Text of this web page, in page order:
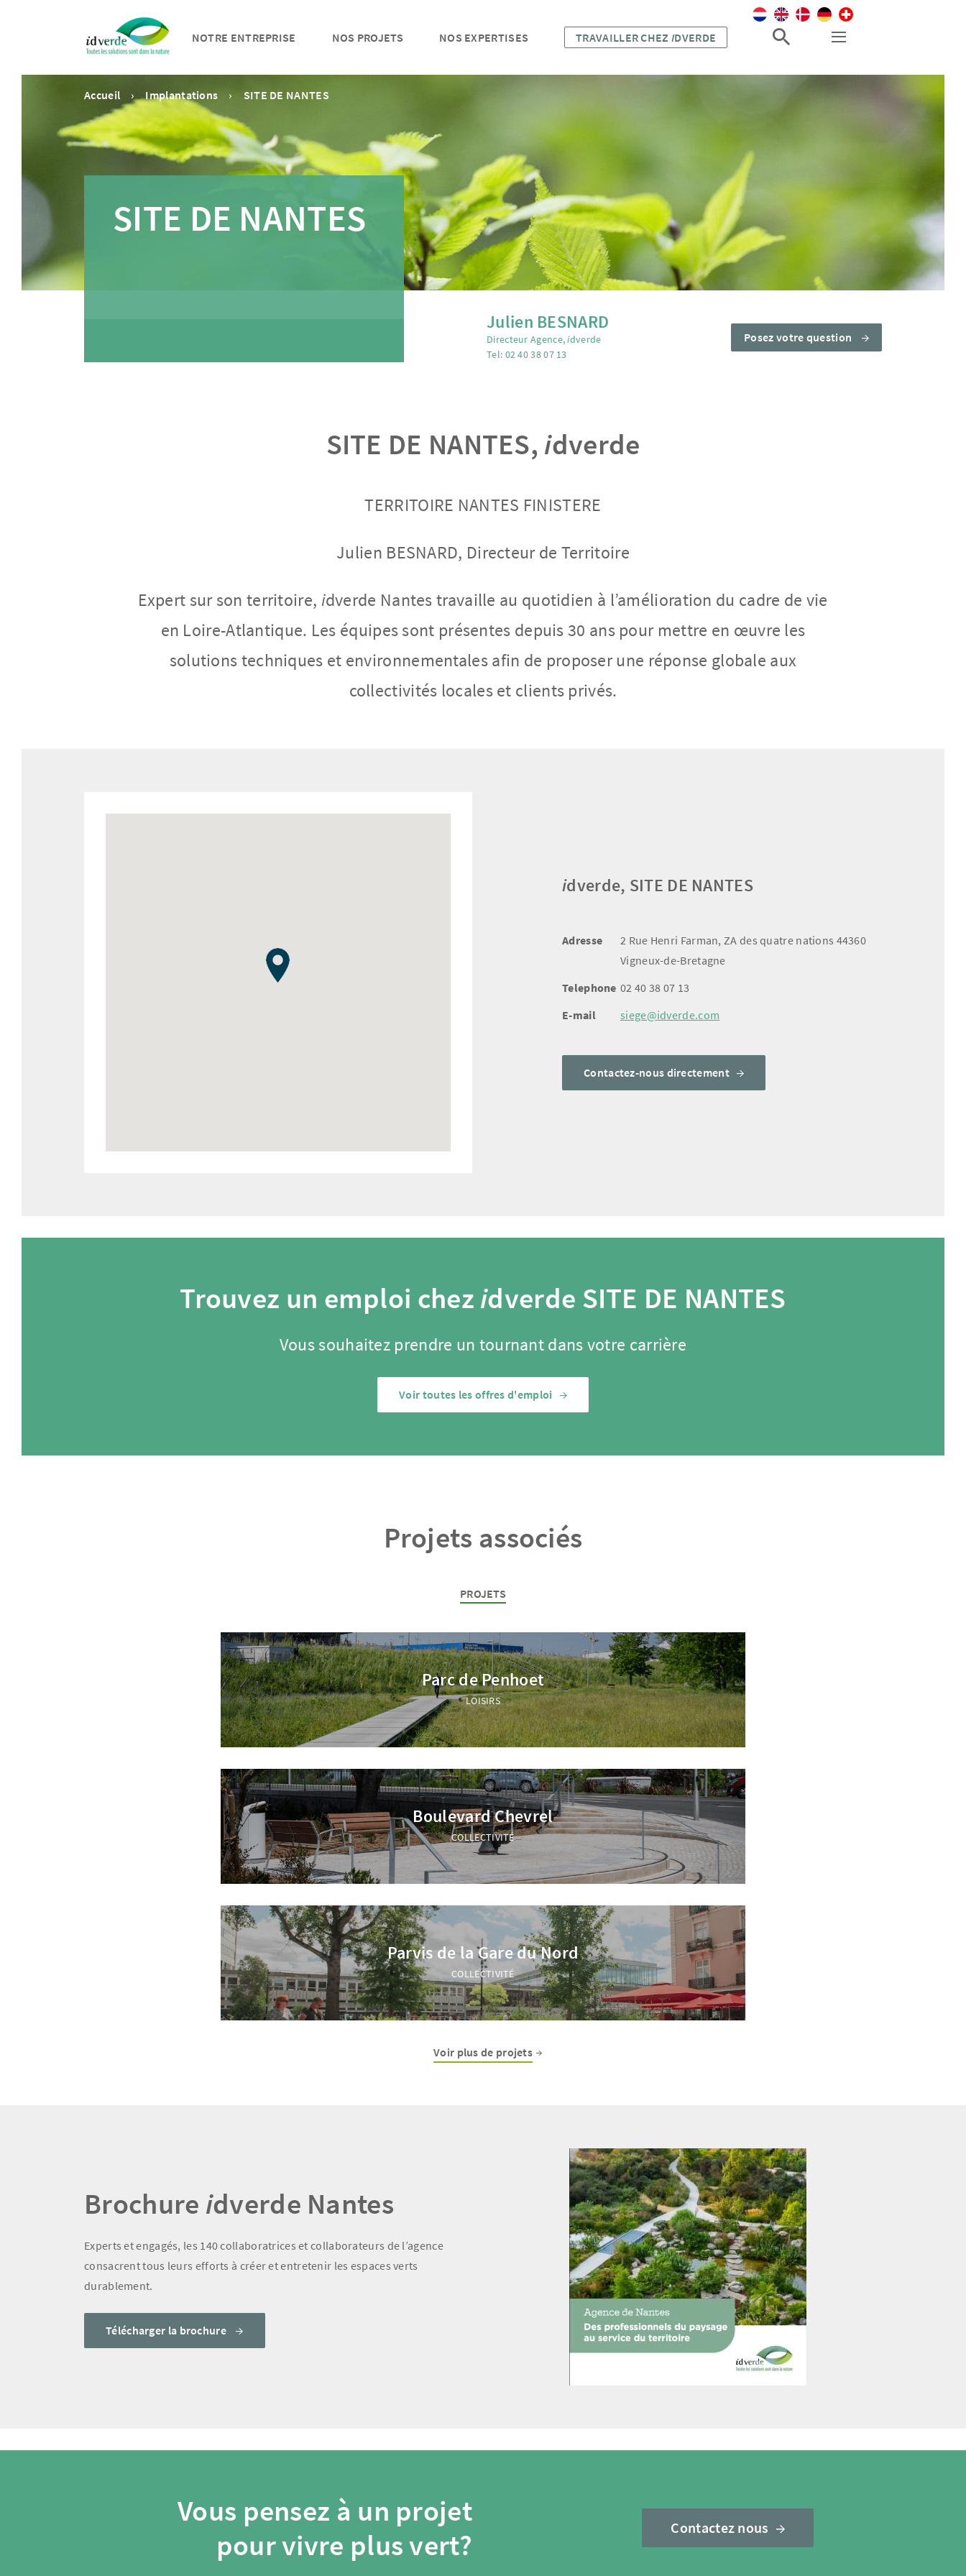
NOTRE ENTREPRISE NOS PROJETS NOS EXPERTISES TRAVAILLER CHEZ IDVERDE
Accueil Implantations SITE DE NANTES
SITE DE NANTES
Julien BESNARD
Directeur Agence,idverde
Tel: 02 40 38 07 13
Posez votre question
SITE DE NANTES, idverde
TERRITOIRE NANTES FINISTERE
Julien BESNARD, Directeur de Territoire
Expert sur son territoire, idverde Nantes travaille au quotidien à l’amélioration du cadre de vie
en Loire-Atlantique. Les équipes sont présentes depuis 30 ans pour mettre en œuvre les
solutions techniques et environnementales afin de proposer une réponse globale aux
collectivités locales et clients privés.
idverde, SITE DE NANTES
Adresse
2 Rue Henri Farman, ZA des quatre nations 44360
Vigneux-de-Bretagne
Telephone 02 40 38 07 13
E-mail
siege@idverde.com
Contactez-nous directement
Trouvez un emploi chez idverde SITE DE NANTES
Vous souhaitez prendre un tournant dans votre carrière
Voir toutes les offres d'emploi
Projets associés
PROJETS
Parc de Penhoet
LOISIRS
Boulevard Chevrel
COLLECTIVITÉ
Parvis de la Gare du Nord
COLLECTIVITÉ
Voir plus de projets
Brochure idverde Nantes
Experts et engagés, les 140 collaboratrices et collaborateurs de l’agence
consacrent tous leurs efforts à créer et entretenir les espaces verts
durablement.
Télécharger la brochure
Vous pensez à un projet
pour vivre plus vert?
Contactez nous